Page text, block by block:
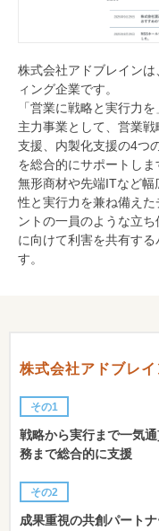
株式会社アドブレイン
ィング企業です。
「営業に戦略と実行力
主力事業として、営業
支援、内製化支援の4つ
を総合的にサポートしま
無形商材や先端ITなど
性と実行力を兼ね備え
ントの一員のような立
に向けて利害を共有す
す。
株式会社アドブレイ
その1
戦略から実行まで一気
務まで総合的に支援
その2
成果重視の共創パート